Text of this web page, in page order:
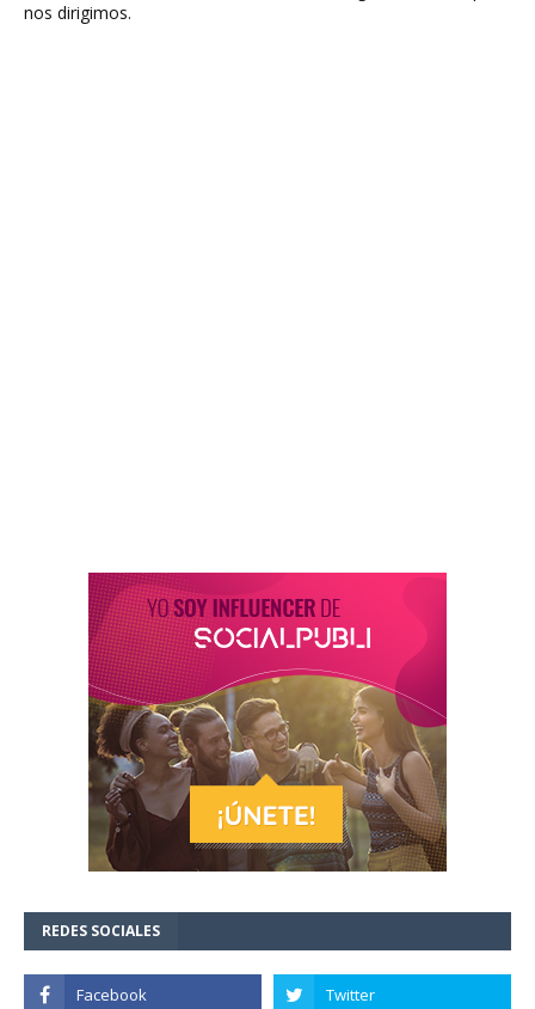
nos dirigimos.
REDES SOCIALES